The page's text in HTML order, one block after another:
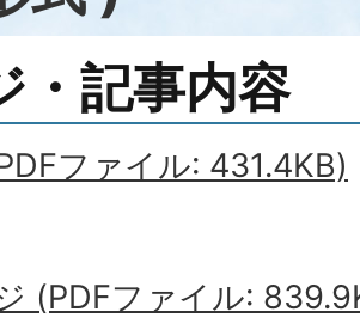
・記事内容
ファイル: 431.4KB)
(PDFファイル: